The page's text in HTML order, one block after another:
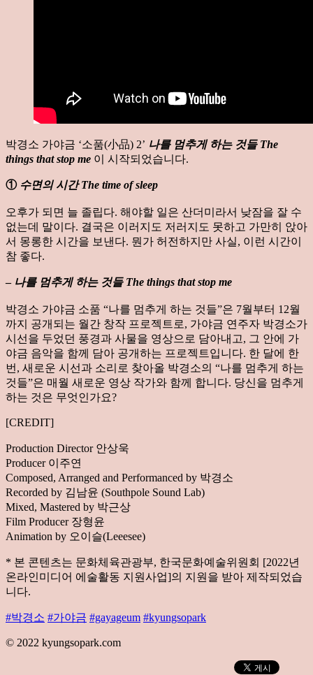
박경소 가야금 ‘소품(小品) 2’ 나를 멈추게 하는 것들 The
things that stop me 이 시작되었습니다.
① 수면의 시간 The time of sleep
오후가 되면 늘 졸립다. 해야할 일은 산더미라서 낮잠을 잘 수
없는데 말이다. 결국은 이러지도 저러지도 못하고 가만히 앉아
서 몽롱한 시간을 보낸다. 뭔가 허전하지만 사실, 이런 시간이
참 좋다.
– 나를 멈추게 하는 것들 The things that stop me
박경소 가야금 소품 “나를 멈추게 하는 것들”은 7월부터 12월
까지 공개되는 월간 창작 프로젝트로, 가야금 연주자 박경소가
시선을 두었던 풍경과 사물을 영상으로 담아내고, 그 안에 가
야금 음악을 함께 담아 공개하는 프로젝트입니다. 한 달에 한
번, 새로운 시선과 소리로 찾아올 박경소의 “나를 멈추게 하는
것들”은 매월 새로운 영상 작가와 함께 합니다. 당신을 멈추게
하는 것은 무엇인가요?
[CREDIT]
Production Director 안상욱
Producer 이주연
Composed, Arranged and Performanced by 박경소
Recorded by 김남윤 (Southpole Sound Lab)
Mixed, Mastered by 박근상
Film Producer 장형윤
Animation by 오이슬(Leeesee)
* 본 콘텐츠는 문화체육관광부, 한국문화예술위원회 [2022년
온라인미디어 에술활동 지원사업]의 지원을 받아 제작되었습
니다.
#박경소 #가야금 #gayageum #kyungsopark
© 2022 kyungsopark.com